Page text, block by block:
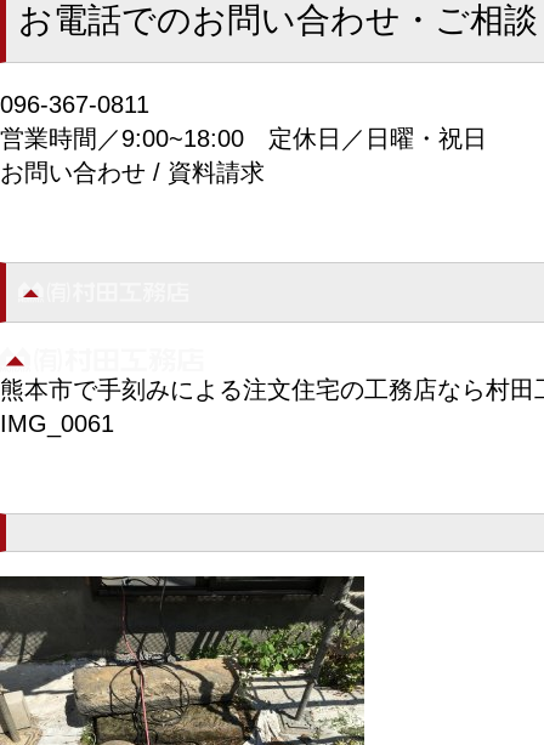
お電話でのお問い合わせ・ご相談
096-367-0811
営業時間／9:00~18:00 定休日／日曜・祝日
お問い合わせ / 資料請求
熊本市で手刻みによる注文住宅の工務店なら村田
IMG_0061